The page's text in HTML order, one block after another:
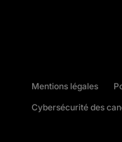
Mentions légales
Cybersécurité des